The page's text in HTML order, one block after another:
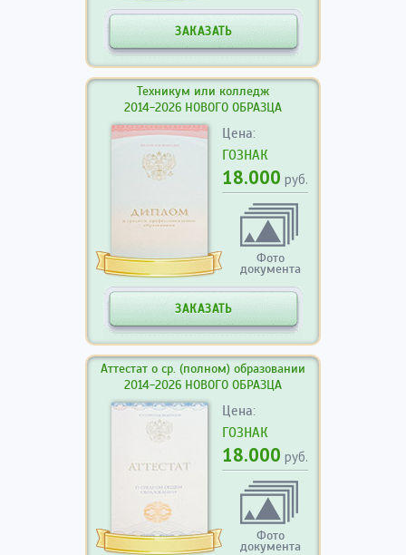
ЗАКАЗАТЬ
Техникум или колледж
2014-2026 НОВОГО ОБРАЗЦА
Цена:
ГОЗНАК
18.000 руб.
Фото
документа
ЗАКАЗАТЬ
Аттестат о ср. (полном) образовании
2014-2026 НОВОГО ОБРАЗЦА
Цена:
ГОЗНАК
18.000 руб.
Фото
документа